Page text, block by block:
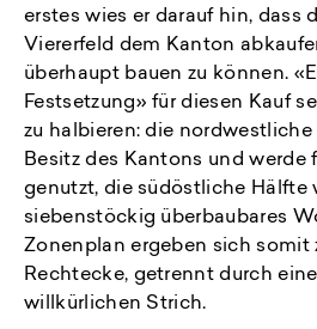
erstes wies er darauf hin, dass
Viererfeld dem Kanton
überhaupt bauen zu können.
Festsetzung» für diesen Kauf
zu halbieren: die
Besitz des Kantons und werde
genutzt, die südöstliche Hälfte
siebenstöckig überbaubares
Zonenplan ergeben sich somit
Rechtecke, getrennt durch
willkürlichen Strich.